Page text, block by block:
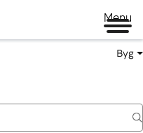
Menu
Byg